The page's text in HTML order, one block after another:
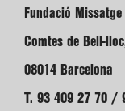
Fundació
Comtes de Bell-
08014 Barcelona
T. 93 409 27 70 /